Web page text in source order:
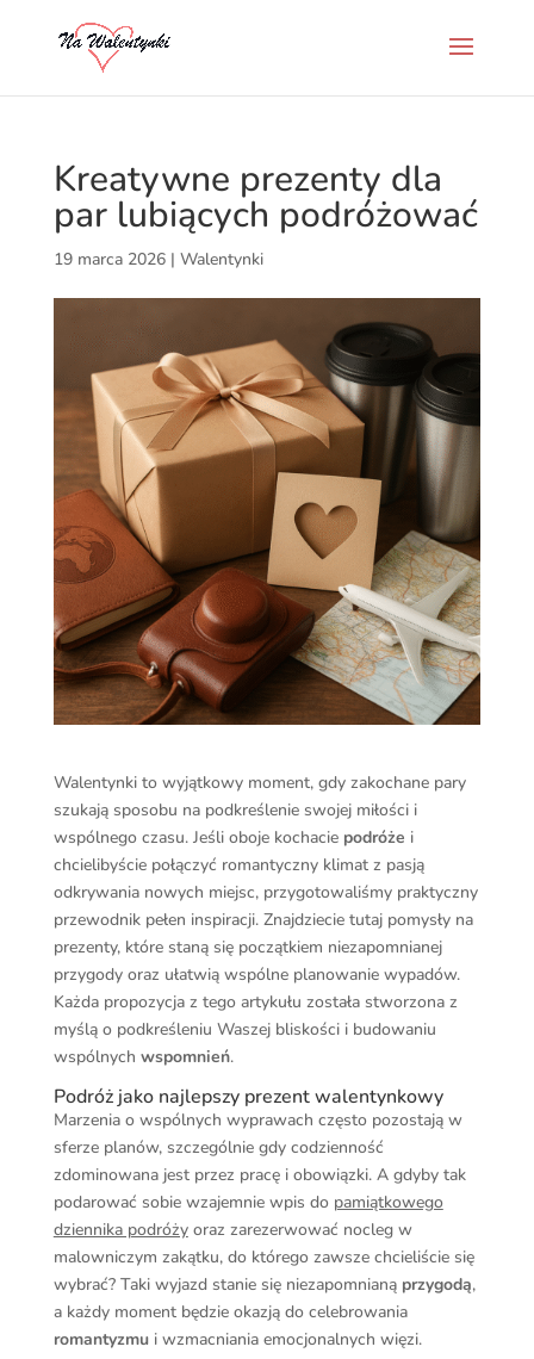
Kreatywne prezenty dla
par lubiących podróżować
19 marca 2026| Walentynki
Walentynki to wyjątkowy moment, gdy zakochane pary
szukają sposobu na podkreślenie swojej miłości i
wspólnego czasu. Jeśli oboje kochacie podróże i
chcielibyście połączyć romantyczny klimat z pasją
odkrywania nowych miejsc, przygotowaliśmy praktyczny
przewodnik pełen inspiracji. Znajdziecie tutaj pomysły na
prezenty, które staną się początkiem niezapomnianej
przygody oraz ułatwią wspólne planowanie wypadów.
Każda propozycja z tego artykułu została stworzona z
myślą o podkreśleniu Waszej bliskości i budowaniu
wspólnych wspomnień.
Podróż jako najlepszy prezent walentynkowy
Marzenia o wspólnych wyprawach często pozostają w
sferze planów, szczególnie gdy codzienność
zdominowana jest przez pracę i obowiązki. A gdyby tak
podarować sobie wzajemnie wpis do pamiątkowego
dziennika podróżyoraz zarezerwować nocleg w
malowniczym zakątku, do którego zawsze chcieliście się
wybrać? Taki wyjazd stanie się niezapomnianą przygodą,
a każdy moment będzie okazją do celebrowania
romantyzmui wzmacniania emocjonalnych więzi.